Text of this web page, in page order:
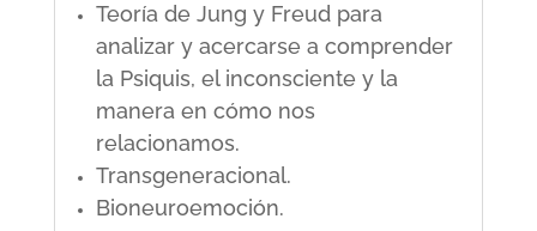
Teoría de Jung y Freud para
analizar y acercarse a comprender
la Psiquis, el inconsciente y la
manera en cómo nos
relacionamos.
Transgeneracional.
Bioneuroemoción.